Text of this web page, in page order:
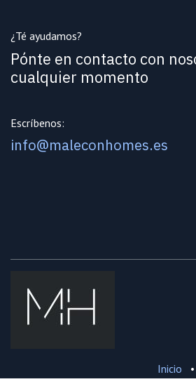
¿Té ayudamos?
Pónte en contacto con
cualquier momento
Escríbenos:
info@maleconhomes.es
Inicio •